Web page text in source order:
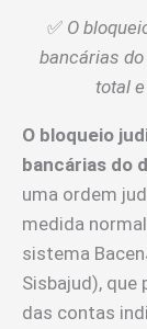
✅ O
bancárias
total
O bloqueio
bancárias do
uma ordem
medida
sistema
Sisbajud),
das contas